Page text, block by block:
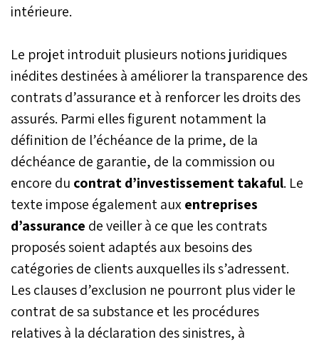
intérieure.
Le projet introduit plusieurs notions juridiques
inédites destinées à améliorer la transparence des
contrats d’assurance et à renforcer les droits des
assurés. Parmi elles figurent notamment la
définition de l’échéance de la prime, de la
déchéance de garantie, de la commission ou
encore du contrat d’investissement takaful. Le
texte impose également auxentreprises
d’assurance de veiller à ce que les contrats
proposés soient adaptés aux besoins des
catégories de clients auxquelles ils s’adressent.
Les clauses d’exclusion ne pourront plus vider le
contrat de sa substance et les procédures
relatives à la déclaration des sinistres, à